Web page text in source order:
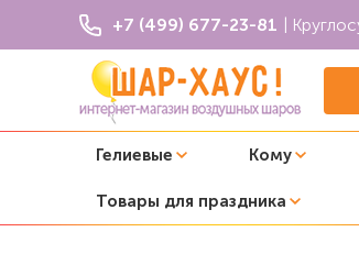
+7 (499) 677-23-81 |
Гелиевые Кому
Товары для праздника
Выпускной